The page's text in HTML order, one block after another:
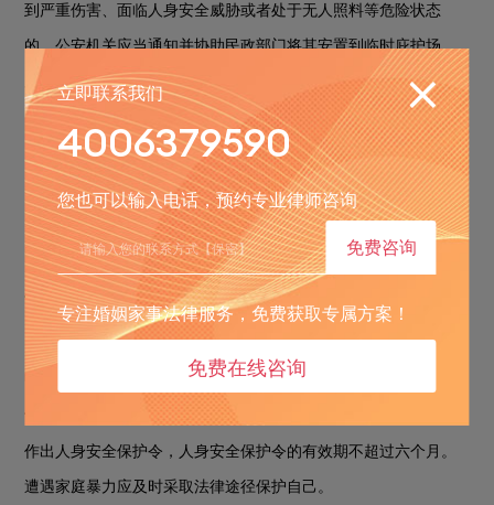
到严重伤害、面临人身安全威胁或者处于无人照料等危险状态
的，公安机关应当通知并协助民政部门将其安置到临时庇护场
所、救助管理机构或者福利机构。
二、遇到家暴怎么办 ?
1、你可以到街道和区市妇女组织反映情况，寻求帮助;
2、你可以找社区的妇女组织对你的丈夫进行教育和劝诫;
3、你可以到本地派出所报案，请他们根据《治安管理处罚条
例》对你的丈夫进行处理，并要求留下笔录
5、申请人身保护令，流程如下：以书面方式提出申请，书面
申请确有困难的，可以口头申请;人民法院受理申请后，应当在七
十二小时内作出人身安全保护令或者驳回申请
作出人身安全保护令，人身安全保护令的有效期不超过六个月。
遭遇家庭暴力应及时采取法律途径保护自己。
立即联系我们
4006379590
您也可以输入电话，预约专业律师咨询
免费咨询
专注婚姻家事法律服务，免费获取专属方案！
免费在线咨询